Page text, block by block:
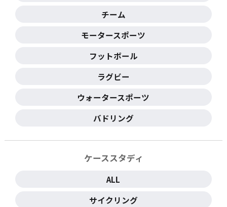
チーム
モータースポーツ
フットボール
ラグビー
ウォータースポーツ
バドリング
ケーススタディ
ALL
サイクリング